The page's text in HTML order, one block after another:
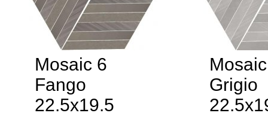
Mosaic 6
Fango
22.5x19.5
Grigio